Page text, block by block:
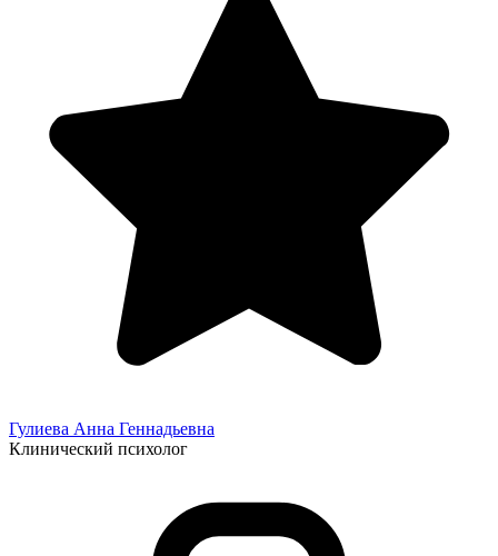
Гулиева Анна Геннадьевна
Клинический психолог